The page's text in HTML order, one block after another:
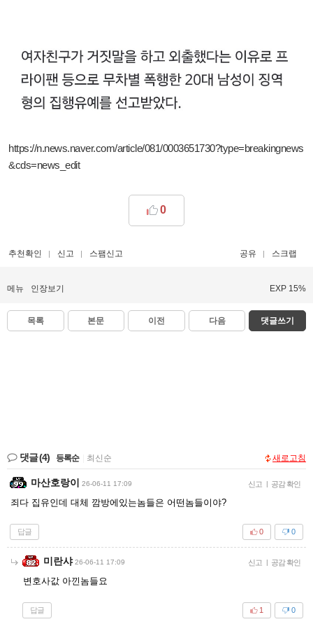
https://n.news.naver.com/article/081/0003651730?type=breakingnews
&cds=news_edit
0
추천확인 신고 스팸신고 공유 스크랩
메뉴 인장보기 EXP 15%
목록 본문 이전 다음 댓글쓰기
댓글(4) 등록순 최신순 새로고침
마산호랑이 26-06-11 17:09 신고 | 공감 확인
죄다 집유인데 대체 깜방에있는놈들은 어떤놈들이야?
답글 0
0
미란샤 26-06-11 17:09 신고 | 공감 확인
변호사값 아낀놈들요
답글 0
1